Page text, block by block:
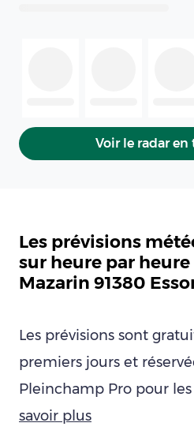
Voir le radar en
Les prévisions
sur heure par heure
Mazarin 91380
Les prévisions sont
premiers jours et
Pleinchamp Pro pour les
savoir plus